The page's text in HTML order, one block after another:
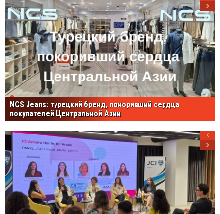
NCS Jeans: турецкий бренд, покоривший сердца
покупателей Центральной Азии